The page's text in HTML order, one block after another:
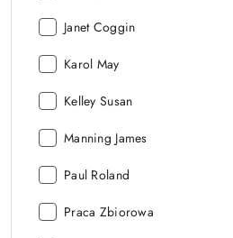
Autor:
Janet Coggin
Autor:
Karol May
Autor:
Kelley Susan
Autor:
Manning James
Autor:
Paul Roland
Autor:
Praca Zbiorowa